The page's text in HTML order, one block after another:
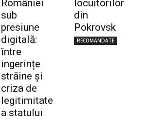
României
sub
presiune
digitală:
între
ingerințe
străine și
criza de
legitimitate
a statului
locuitorilor
din
Pokrovsk
RECOMANDATE